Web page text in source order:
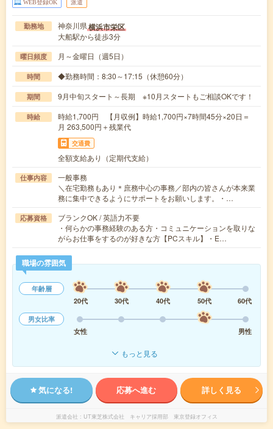
WEB登録OK 派遣
勤務地 神奈川県横浜市栄区
大船駅から徒歩3分
曜日頻度 月～金曜日（週5日）
時間 ◆勤務時間：8:30～17:15（休憩60分）
期間 9月中旬スタート～長期 ※10月スタートもご相談OKです！
時給
時給1,700円 【月収例】時給1,700円×7時間45分×20日＝
月 263,500円＋残業代
交通費
全額支給あり（定期代支給）
仕事内容
一般事務
＼在宅勤務もあり＊庶務中心の事務／部内の皆さんが本来業
務に集中できるようにサポートをお願いします。・…
応募資格
ブランクOK / 英語力不要
・何らかの事務経験のある方・コミュニケーションを取りな
がらお仕事をするのが好きな方【PCスキル】・E…
職場の雰囲気
年齢層
20代
30代 40代 50代
60代
男女比率
女性
男性
もっと見る
気になる! 応募へ進む 詳しく見る
派遣会社 UT東芝株式会社 キャリア採用部 東京登録オフィス